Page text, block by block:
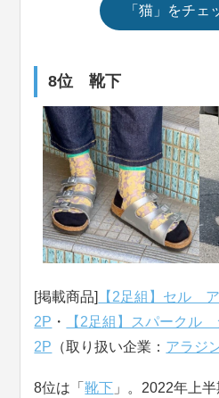
「猫」をチェ
8位 靴下
[掲載商品]
【2足組】セル
2P ・
【2足組】スパーク
2P （取り扱い企業： アラジ
8位は「靴下 」。2022年上